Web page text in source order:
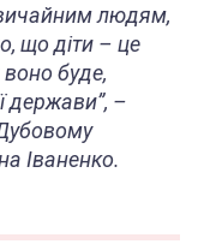
людям,
що діти – це
буде,
держави”, –
Іваненко.